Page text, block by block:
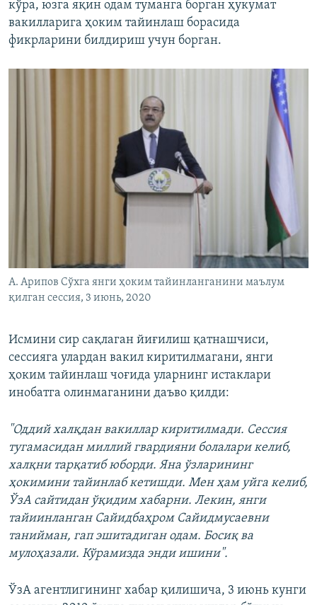
кўра, юзга яқин одам туманга борган ҳукумат
вакилларига ҳоким тайинлаш борасида
фикрларини билдириш учун борган.
А. Арипов Сўхга янги ҳоким тайинланганини маълум
қилган сессия, 3 июнь, 2020
Исмини сир сақлаган йиғилиш қатнашчиси,
сессияга улардан вакил киритилмагани, янги
ҳоким тайинлаш чоғида уларнинг истаклари
инобатга олинмаганини даъво қилди:
"Оддий халқдан вакиллар киритилмади. Сессия
тугамасидан миллий гвардияни болалари келиб,
халқни тарқатиб юборди. Яна ўзларининг
ҳокимини тайинлаб кетишди. Мен ҳам уйга келиб,
ЎзА сайтидан ўқидим хабарни. Лекин, янги
тайиинланган Сайидбаҳром Сайидмусаевни
танийман, гап эшитадиган одам. Босиқ ва
мулоҳазали. Кўрамизда энди ишини".
ЎзА агентлигининг хабар қилишича, 3 июнь кунги